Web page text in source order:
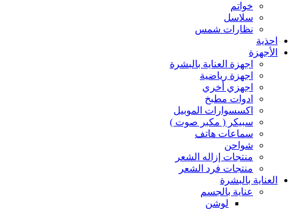
خواتم
سلاسل
نظارات شمس
احذية
الأجهزة
اجهزة العناية بالبشرة
اجهزة رياضية
اجهزي أخري
ادوات مطبخ
اكسسوارات الموبيل
سبيكر ( مكبر صوت )
سماعات هاتف
شواحن
منتجات إزاله الشعر
منتجات فرد الشعر
العناية بالبشرة
عناية بالجسم
لوشن